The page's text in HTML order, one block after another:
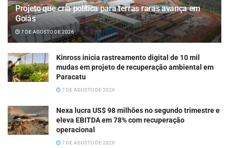
Projeto que cria política para terras raras avança em
Goiás
7 DE AGOSTO DE 2026
Kinross inicia rastreamento digital de 10 mil
mudas em projeto de recuperação ambiental em
Paracatu
7 DE AGOSTO DE 2026
Nexa lucra US$ 98 milhões no segundo trimestre e
eleva EBITDA em 78% com recuperação
operacional
7 DE AGOSTO DE 2026